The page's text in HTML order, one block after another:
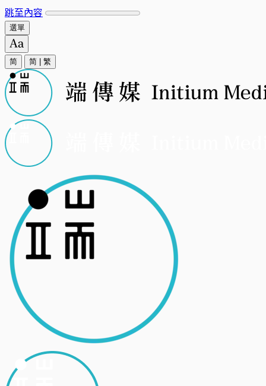
跳至內容
選單
简 简 繁